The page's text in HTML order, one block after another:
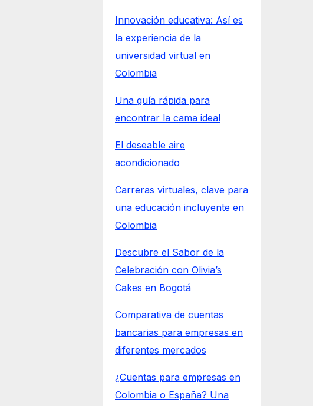
Innovación educativa: Así es
la experiencia de la
universidad virtual en
Colombia
Una guía rápida para
encontrar la cama ideal
El deseable aire
acondicionado
Carreras virtuales, clave para
una educación incluyente en
Colombia
Descubre el Sabor de la
Celebración con Olivia’s
Cakes en Bogotá
Comparativa de cuentas
bancarias para empresas en
diferentes mercados
¿Cuentas para empresas en
Colombia o España? Una